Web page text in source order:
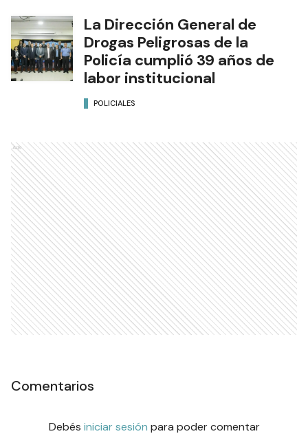
La Dirección General de
Drogas Peligrosas de la
Policía cumplió 39 años de
labor institucional
POLICIALES
Ads
Comentarios
Debés iniciar sesión para poder comentar